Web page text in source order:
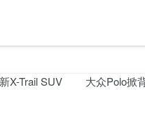
SUV 大众Polo掀背车将